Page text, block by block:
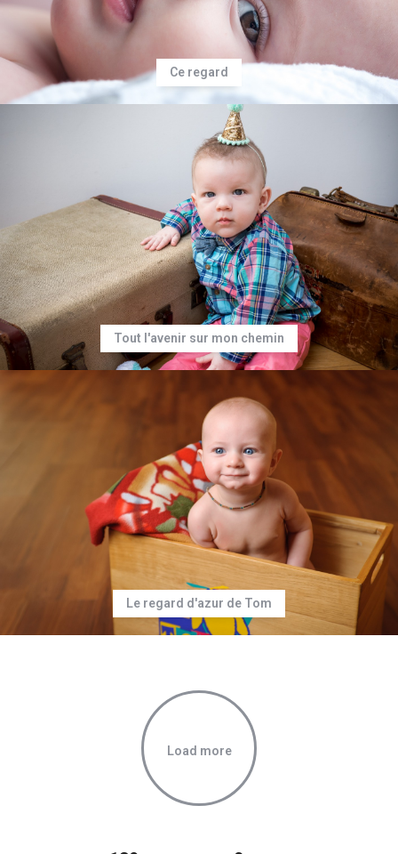
Ce regard
Tout l'avenir sur mon chemin
Le regard d'azur de Tom
Load more